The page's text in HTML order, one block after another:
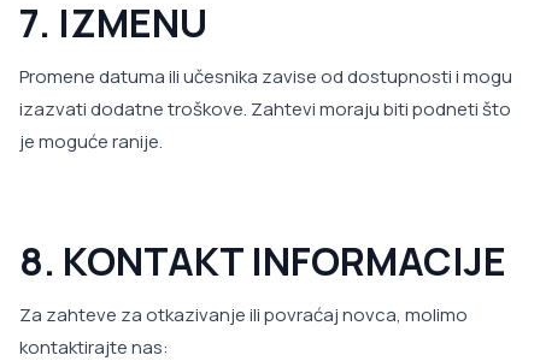
7. IZMENU
Promene datuma ili učesnika zavise od dostupnosti i mogu
izazvati dodatne troškove. Zahtevi moraju biti podneti što
je moguće ranije.
8. KONTAKT INFORMACIJE
Za zahteve za otkazivanje ili povraćaj novca, molimo
kontaktirajte nas: